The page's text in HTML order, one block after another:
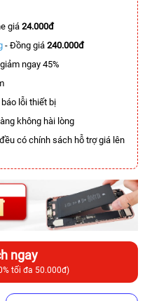
giá24.000đ
- Đồng giá 240.000đ
ngay 45%
lỗi thiết bị
không hài lòng
đều có chính sách hỗ trợ giá lên
ngay
tối đa 50.000đ)